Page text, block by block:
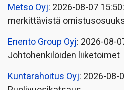
Metso Oyj: 2026-08-07
merkittävistä
Enento Group Oyj: 2026-08-
Johtohenkilöiden liiketoimet
Kuntarahoitus Oyj: 2026-08-